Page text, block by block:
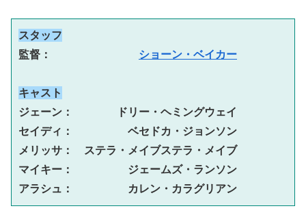
スタッフ
監督： ショーン・ベイカー
キャスト
ジェーン：　　　　ドリー・ヘミングウェイ
セイディ：　　　　　ベセドカ・ジョンソン
メリッサ：　ステラ・メイブステラ・メイブ
マイキー：　　　　　ジェームズ・ランソン
アラシュ：　　　　　カレン・カラグリアン